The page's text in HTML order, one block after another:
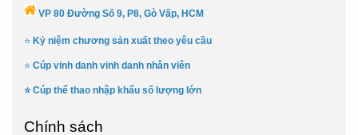
VP 80 Đường Số 9, P8, Gò Vấp, HCM
⭐ Kỷ niệm chương sản xuất theo yêu cầu
⭐ Cúp vinh danh vinh danh nhân viên
⭐Cúp thể thao nhập khẩu số lượng lớn
Chính sách